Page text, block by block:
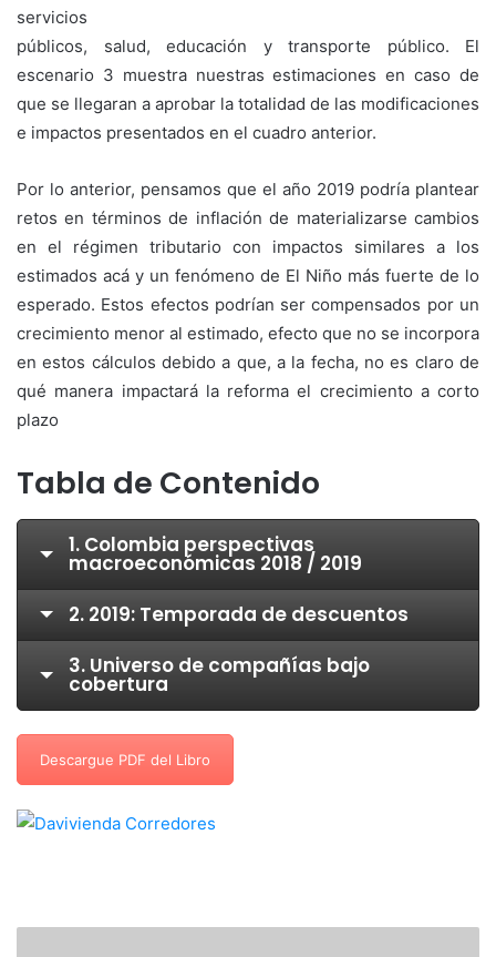
servicios
públicos, salud, educación y transporte público. El
escenario 3 muestra nuestras estimaciones en caso de
que se llegaran a aprobar la totalidad de las modificaciones
e impactos presentados en el cuadro anterior.
Por lo anterior, pensamos que el año 2019 podría plantear
retos en términos de inflación de materializarse cambios
en el régimen tributario con impactos similares a los
estimados acá y un fenómeno de El Niño más fuerte de lo
esperado. Estos efectos podrían ser compensados por un
crecimiento menor al estimado, efecto que no se incorpora
en estos cálculos debido a que, a la fecha, no es claro de
qué manera impactará la reforma el crecimiento a corto
plazo
Tabla de Contenido
1. Colombia perspectivas
macroeconómicas 2018 / 2019
2. 2019: Temporada de descuentos
3. Universo de compañías bajo
cobertura
Descargue PDF del Libro